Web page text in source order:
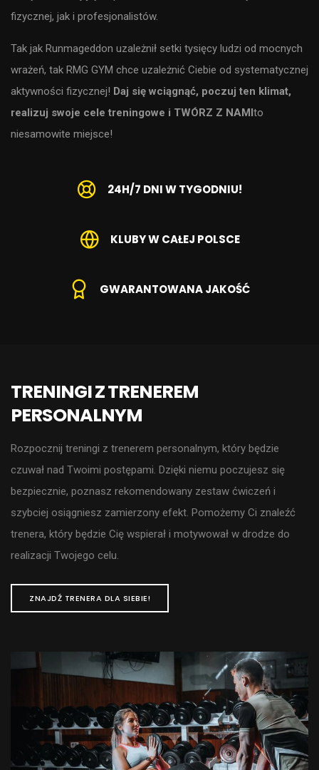
dla tych stawiających pierwsze kroki w świecie aktywności
fizycznej, jak i profesjonalistów.
Tak jak Runmageddon uzależnił setki tysięcy ludzi od mocnych
wrażeń, tak RMG GYM chce uzależnić Ciebie od systematycznej
aktywności fizycznej!Daj się wciągnąć, poczuj ten klimat,
realizuj swoje cele treningowe i TWÓRZ Z NAMI
TRENINGI Z TRENEREM
PERSONALNYM
Rozpocznij treningi z trenerem personalnym, który będzie
czuwał nad Twoimi postępami. Dzięki niemu poczujesz się
bezpiecznie, poznasz rekomendowany zestaw ćwiczeń i
szybciej osiągniesz zamierzony efekt. Pomożemy Ci znaleźć
trenera, który będzie Cię wspierał i motywował w drodze do
realizacji Twojego celu.